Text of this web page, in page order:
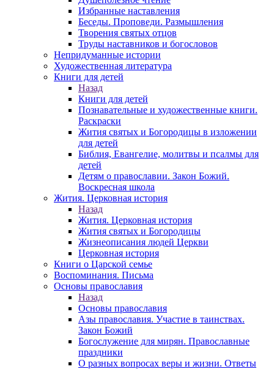
Избранные наставления
Беседы. Проповеди. Размышления
Творения святых отцов
Труды наставников и богословов
Непридуманные истории
Художественная литература
Книги для детей
Назад
Книги для детей
Познавательные и художественные книги.
Раскраски
Жития святых и Богородицы в изложении
для детей
Библия, Евангелие, молитвы и псалмы для
детей
Детям о православии. Закон Божий.
Воскресная школа
Жития. Церковная история
Назад
Жития. Церковная история
Жития святых и Богородицы
Жизнеописания людей Церкви
Церковная история
Книги о Царской семье
Воспоминания. Письма
Основы православия
Назад
Основы православия
Азы православия. Участие в таинствах.
Закон Божий
Богослужение для мирян. Православные
праздники
О разных вопросах веры и жизни. Ответы